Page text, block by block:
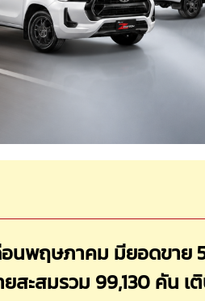
นพฤษภาคม มียอดขาย
สะสมรวม 99,130 คัน เ